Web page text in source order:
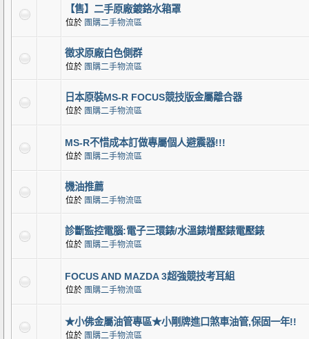
【售】二手原廠鍍鉻水箱罩
位於 團購二手物流區
徵求原廠白色側群
位於 團購二手物流區
日本原裝MS-R FOCUS競技版金屬離合器
位於 團購二手物流區
MS-R不惜成本訂做專屬個人避震器!!!
位於 團購二手物流區
機油推薦
位於 團購二手物流區
診斷監控電腦:電子三環錶/水溫錶增壓錶電壓錶
位於 團購二手物流區
FOCUS AND MAZDA 3超強競技考耳組
位於 團購二手物流區
★小佛金屬油管專區★小剛牌進口煞車油管,保固一年!!
位於 團購二手物流區